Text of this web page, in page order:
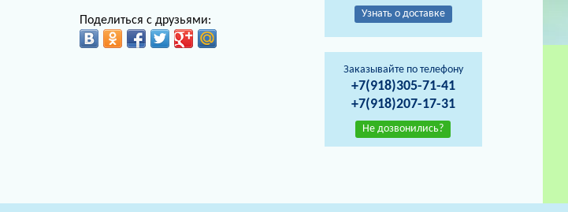
Поделиться с друзьями:
Узнать о доставке
Заказывайте по телефону
+7(918)305-71-41
+7(918)207-17-31
Не дозвонились?